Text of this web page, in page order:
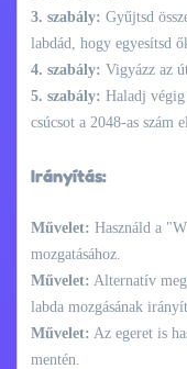
3. szabály: Gyűjtsd
labdád, hogy egyesítsd
4. szabály: Vigyázz az
5. szabály: Haladj végig
csúcsot a 2048-as szám
Irányítás:
Művelet: Használd a
mozgatásához.
Művelet: Alternatív
labda mozgásának
Művelet: Az egeret is
mentén.